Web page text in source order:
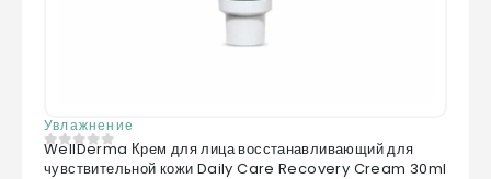
Увлажнение
0 из 5
WellDerma Крем для лица восстанавливающий для
чувствительной кожи Daily Care Recovery Cream 30ml